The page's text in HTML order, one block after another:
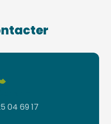
04 69 17